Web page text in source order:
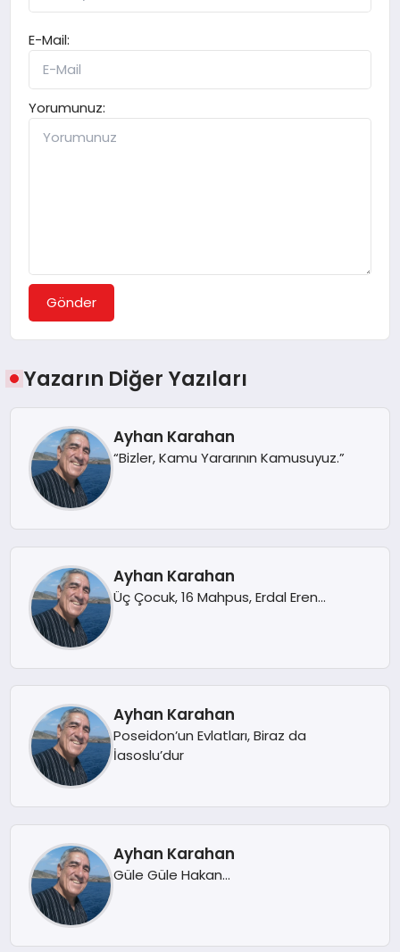
E-Mail:
Yorumunuz:
Gönder
Yazarın Diğer Yazıları
Ayhan Karahan
“Bizler, Kamu Yararının Kamusuyuz.”
Ayhan Karahan
Üç Çocuk, 16 Mahpus, Erdal Eren…
Ayhan Karahan
Poseidon’un Evlatları, Biraz da
İasoslu’dur
Ayhan Karahan
Güle Güle Hakan…